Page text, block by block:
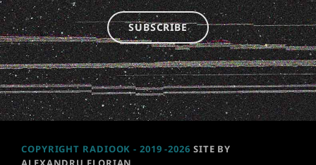
SUBSCRIBE
COPYRIGHT RADIOOK - 2019 -2026 SITE BY